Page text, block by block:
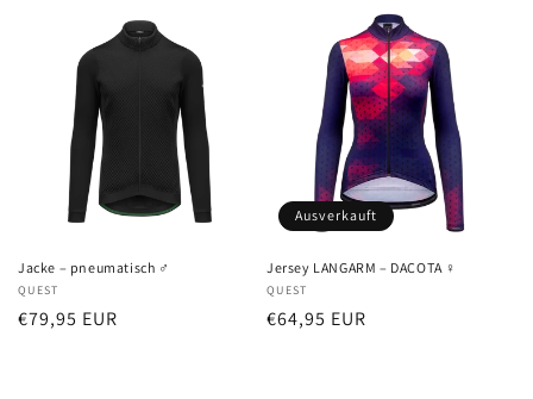
Jacke – pneumatisch ♂
Anbieter:
QUEST
Normaler
€79,95 EUR
Ausverkauft
Jersey LANGARM – DACOTA ♀
Anbieter:
QUEST
Normaler
€64,95 EUR